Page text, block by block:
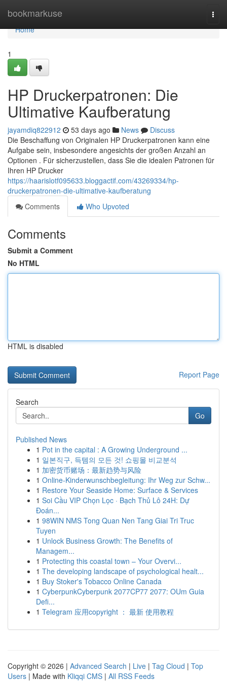
bookmarkuse
Home
Home
1
HP Druckerpatronen: Die
Ultimative Kaufberatung
jayamdiq822912 53 days ago News
Discuss
Die Beschaffung von Originalen HP Druckerpatronen kann eine
Aufgabe sein, insbesondere angesichts der großen Anzahl an
Optionen . Für sicherzustellen, dass Sie die idealen Patronen für
Ihren HP Drucker
https://haarislotf095633.bloggactif.com/43269334/hp-
druckerpatronen-die-ultimative-kaufberatung
Comments
Who Upvoted
Comments
Submit a Comment
No HTML
HTML is disabled
Report Page
Search
Go
Published News
1 Pot in the capital : A Growing Underground ...
1 일본직구, 득템의 모든 것! 쇼핑몰 비교분석
1 加密货币赌场：最新趋势与风险
1 Online-Kinderwunschbegleitung: Ihr Weg zur Schw...
1 Restore Your Seaside Home: Surface & Services
1 Soi Cầu VIP Chọn Lọc · Bạch Thủ Lô 24H: Dự
Đoán...
1 98WIN NMS Tong Quan Nen Tang Giai Tri Truc
Tuyen
1 Unlock Business Growth: The Benefits of
Managem...
1 Protecting this coastal town – Your Overvi...
1 The developing landscape of psychological healt...
1 Buy Stoker's Tobacco Online Canada
1 CyberpunkCyberpunk 2077CP77 2077: OUm Guia
Defi...
1 Telegram 应用copyright ： 最新 使用教程
Copyright © 2026 | Advanced Search | Live | Tag Cloud | Top
Users | Made with Kliqqi CMS | All RSS Feeds